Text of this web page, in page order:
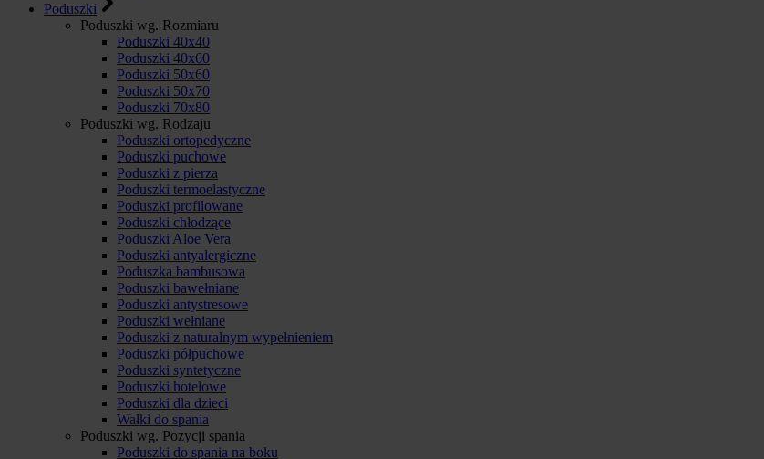
Poduszki
Poduszki wg. Rozmiaru
Poduszki 40x40
Poduszki 40x60
Poduszki 50x60
Poduszki 50x70
Poduszki 70x80
Poduszki wg. Rodzaju
Poduszki ortopedyczne
Poduszki puchowe
Poduszki z pierza
Poduszki termoelastyczne
Poduszki profilowane
Poduszki chłodzące
Poduszki Aloe Vera
Poduszki antyalergiczne
Poduszka bambusowa
Poduszki bawełniane
Poduszki antystresowe
Poduszki wełniane
Poduszki z naturalnym wypełnieniem
Poduszki półpuchowe
Poduszki syntetyczne
Poduszki hotelowe
Poduszki dla dzieci
Wałki do spania
Poduszki wg. Pozycji spania
Poduszki do spania na boku